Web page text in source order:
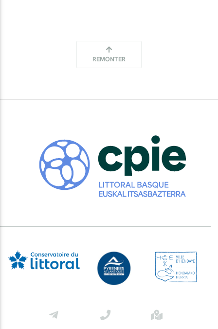
REMONTER